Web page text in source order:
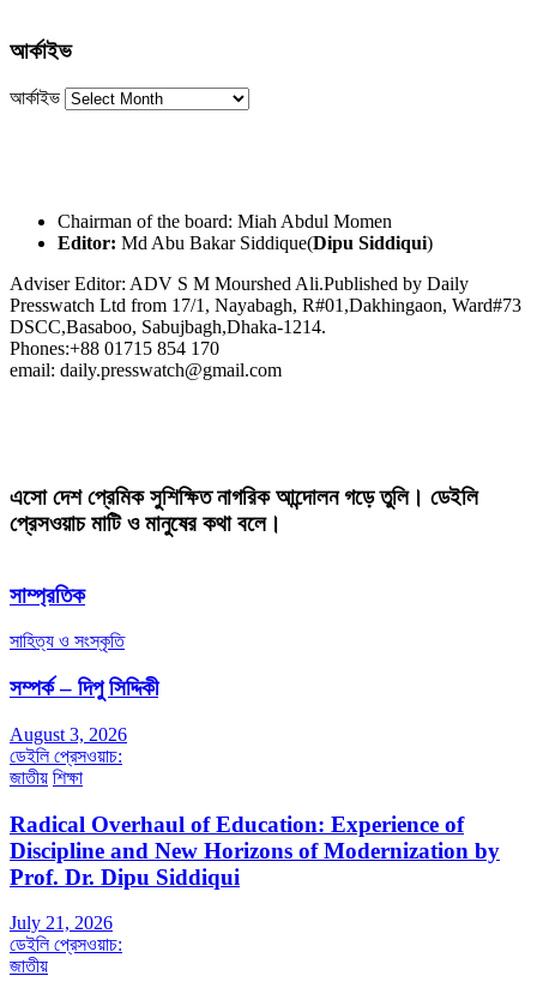
আর্কাইভ
আর্কাইভ
Chairman of the board: Miah Abdul Momen
Editor: Md Abu Bakar Siddique(Dipu Siddiqui)
Adviser Editor: ADV S M Mourshed Ali.Published by Daily
Presswatch Ltd from 17/1, Nayabagh, R#01,Dakhingaon, Ward#73
DSCC,Basaboo, Sabujbagh,Dhaka-1214.
Phones:+88 01715 854 170
email: daily.presswatch@gmail.com
এসো দেশ প্রেমিক সুশিক্ষিত নাগরিক আন্দোলন গড়ে তুলি। ডেইলি
প্রেসওয়াচ মাটি ও মানুষের কথা বলে।
সাম্প্রতিক
সাহিত্য ও সংস্কৃতি
সম্পর্ক – দিপু সিদ্দিকী
August 3, 2026
ডেইলি প্রেসওয়াচ:
জাতীয় শিক্ষা
Radical Overhaul of Education: Experience of
Discipline and New Horizons of Modernization by
Prof. Dr. Dipu Siddiqui
July 21, 2026
ডেইলি প্রেসওয়াচ:
জাতীয়